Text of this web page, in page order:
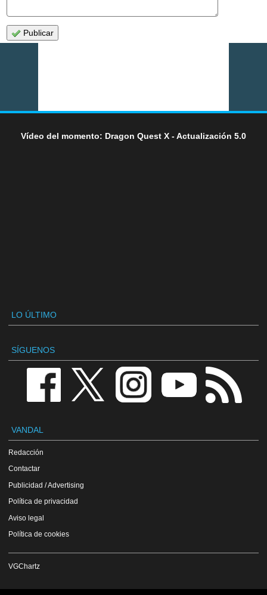
Publicar
Vídeo del momento: Dragon Quest X - Actualización 5.0
LO ÚLTIMO
SÍGUENOS
VANDAL
Redacción
Contactar
Publicidad / Advertising
Política de privacidad
Aviso legal
Política de cookies
VGChartz